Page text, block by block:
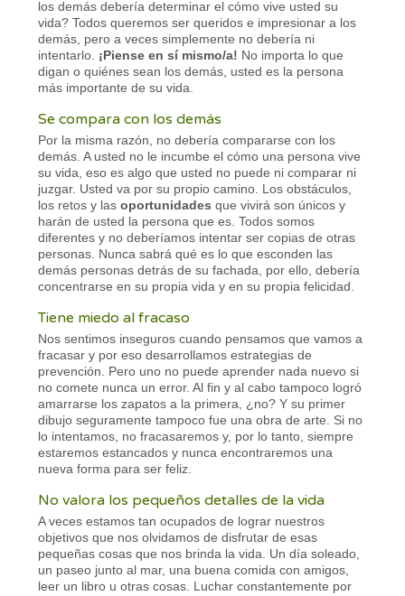
los demás debería determinar el cómo vive usted su
vida? Todos queremos ser queridos e impresionar a los
demás, pero a veces simplemente no debería ni
intentarlo. ¡Piense en sí mismo/a! No importa lo que
digan o quiénes sean los demás, usted es la persona
más importante de su vida.
Se compara con los demás
Por la misma razón, no debería compararse con los
demás. A usted no le incumbe el cómo una persona vive
su vida, eso es algo que usted no puede ni comparar ni
juzgar. Usted va por su propio camino. Los obstáculos,
los retos y lasoportunidades que vivirá son únicos y
harán de usted la persona que es. Todos somos
diferentes y no deberíamos intentar ser copias de otras
personas. Nunca sabrá qué es lo que esconden las
demás personas detrás de su fachada, por ello, debería
concentrarse en su propia vida y en su propia felicidad.
Tiene miedo al fracaso
Nos sentimos inseguros cuando pensamos que vamos a
fracasar y por eso desarrollamos estrategias de
prevención. Pero uno no puede aprender nada nuevo si
no comete nunca un error. Al fin y al cabo tampoco logró
amarrarse los zapatos a la primera, ¿no? Y su primer
dibujo seguramente tampoco fue una obra de arte. Si no
lo intentamos, no fracasaremos y, por lo tanto, siempre
estaremos estancados y nunca encontraremos una
nueva forma para ser feliz.
No valora los pequeños detalles de la vida
A veces estamos tan ocupados de lograr nuestros
objetivos que nos olvidamos de disfrutar de esas
pequeñas cosas que nos brinda la vida. Un día soleado,
un paseo junto al mar, una buena comida con amigos,
leer un libro u otras cosas. Luchar constantemente por